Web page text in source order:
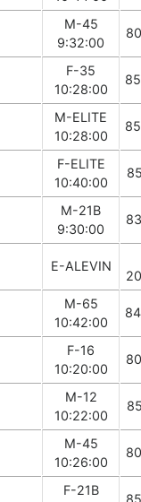
M-45
9:32:00
F-35
10:28:00
M-ELITE
10:28:00
F-ELITE
10:40:00
M-21B
9:30:00
E-ALEVIN
M-65
10:42:00
F-16
10:20:00
M-12
10:22:00
M-45
10:26:00
F-21B